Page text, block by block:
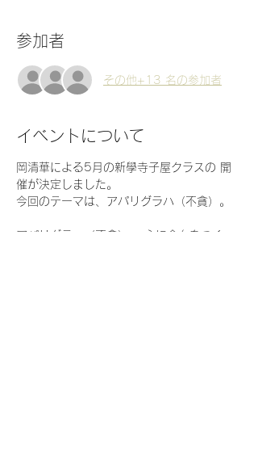
参加者
その他+13 名の参加者
イベントについて
岡清華による5月の新學寺子屋クラスの 開
催が決定しました。
今回のテーマは、アパリグラハ（不貪）。
アパリグラハ（不貪） 〜心に余白をつく